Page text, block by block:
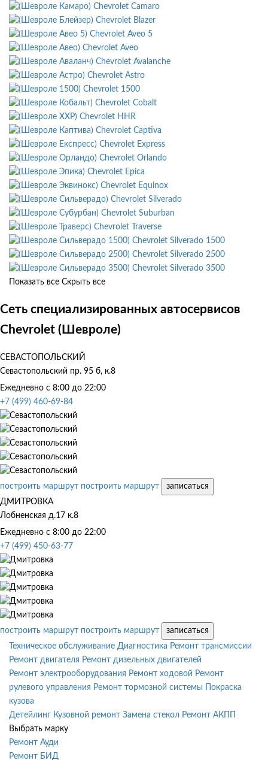
Chevrolet Camaro
Chevrolet Blazer
Chevrolet Aveo 5
Chevrolet Aveo
Chevrolet Avalanche
Chevrolet Astro
Chevrolet 1500
Chevrolet Cobalt
Chevrolet HHR
Chevrolet Captiva
Chevrolet Express
Chevrolet Orlando
Chevrolet Epica
Chevrolet Equinox
Chevrolet Silverado
Chevrolet Suburban
Chevrolet Traverse
Chevrolet Silverado 1500
Chevrolet Silverado 2500
Chevrolet Silverado 3500
Показать все Скрыть все
Сеть специализированных автосервисов
Chevrolet (Шевроле)
СЕВАСТОПОЛЬСКИЙ
Севастопольский пр. 95 б, к.8
Ежедневно с 8:00 до 22:00
+7 (499) 460-69-84
построить маршрут построить маршрут
записаться
ДМИТРОВКА
Лобненская д.17 к.8
Ежедневно с 8:00 до 22:00
+7 (499) 450-63-77
построить маршрут построить маршрут
записаться
Техническое обслуживание Диагностика Ремонт трансмиссии
Ремонт двигателя Ремонт дизельных двигателей
Ремонт электрооборудования Ремонт ходовой Ремонт
рулевого управления Ремонт тормозной системы
Покраска
кузова
Детейлинг Кузовной ремонт Замена стекол Ремонт АКПП
Выбрать марку
Ремонт Ауди
Ремонт БИД